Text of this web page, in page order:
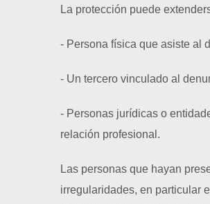
La protección puede
- Persona física que asiste al
- Un tercero vinculado al
- Personas jurídicas o
relación profesional.
Las personas que hayan
irregularidades, en particular